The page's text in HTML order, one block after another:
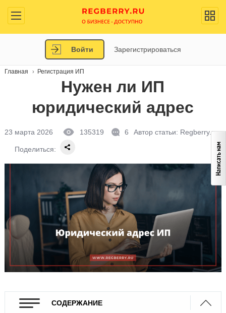
Войти Зарегистрироваться
Главная Регистрация ИП
Нужен ли ИП
юридический адрес
23 марта 2026 135319 6 Автор статьи: Regberry.ru
Поделиться:
СОДЕРЖАНИЕ